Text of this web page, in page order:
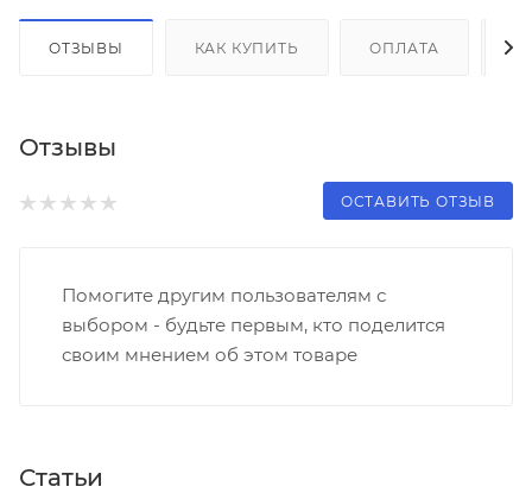
ОТЗЫВЫ КАК КУПИТЬ ОПЛАТА
Отзывы
ОСТАВИТЬ ОТЗЫВ
Помогите другим пользователям с
выбором - будьте первым, кто поделится
своим мнением об этом товаре
Статьи